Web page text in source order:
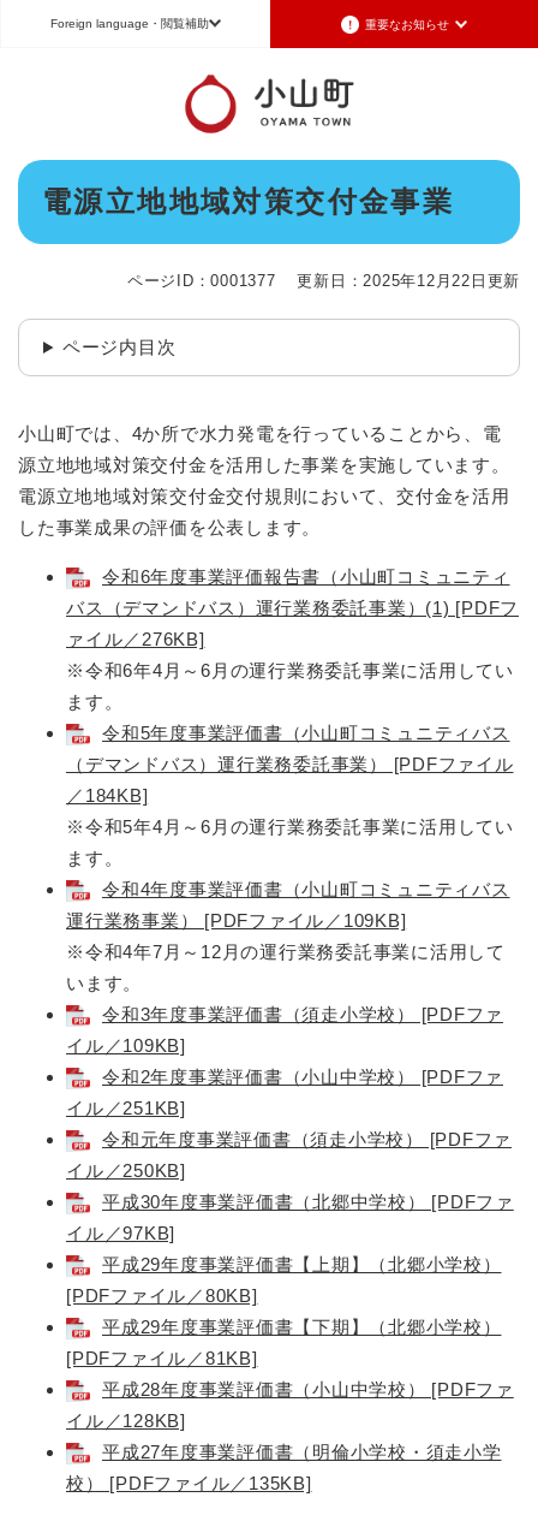
メニューを飛ばして本文へ
Foreign language ・閲覧補助 重要なお知らせ
重要なお知らせ
令和8年6月26日発生の地震被害に対する支援制度のお知らせ
2026年6月28日更新
地震による断水は6月28日午後5時に復旧しました
2026年6月28日更新
2026年6月28日更新
令和8年6月27日21時 災害警戒体制を廃止しました
地震による断水情報(6月27日15時現在)
重要なお知らせの一覧 重要なお知らせのRSS
Foreign language
日本語（Japanese） English（英語）
中文（簡体字）
Português（ポルトガル語）
한국어（韓国語）
標準 拡大 背景色変更 白 黒 青
本
電源立地地域対策交付金事業
ページID：0001377 更新日：2025年12月22日更新
ページ内目次
小山町では、4か所で水力発電を行っていることから、電
源立地地域対策交付金を活用した事業を実施しています。
電源立地地域対策交付金交付規則において、交付金を活用
した事業成果の評価を公表します。
令和6年度事業評価報告書（小山町コミュニティ
バス（デマンドバス）運行業務委託事業）(1) [PDFフ
ァイル／276KB]
※令和6年4月～6月の運行業務委託事業に活用してい
ます。
令和5年度事業評価書（小山町コミュニティバス
（デマンドバス）運行業務委託事業） [PDFファイル
／184KB]
※令和5年4月～6月の運行業務委託事業に活用してい
ます。
令和4年度事業評価書（小山町コミュニティバス
運行業務事業） [PDFファイル／109KB]
※令和4年7月～12月の運行業務委託事業に活用して
います。
令和3年度事業評価書（須走小学校） [PDFファ
イル／109KB]
令和2年度事業評価書（小山中学校） [PDFファ
イル／251KB]
令和元年度事業評価書（須走小学校） [PDFファ
イル／250KB]
平成30年度事業評価書（北郷中学校） [PDFファ
イル／97KB]
平成29年度事業評価書【上期】（北郷小学校）
[PDFファイル／80KB]
平成29年度事業評価書【下期】（北郷小学校）
[PDFファイル／81KB]
平成28年度事業評価書（小山中学校） [PDFファ
イル／128KB]
平成27年度事業評価書（明倫小学校・須走小学
校） [PDFファイル／135KB]